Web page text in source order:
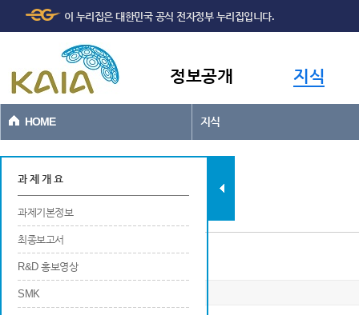
본문바로가기
이 누리집은 대한민국 공식 전자정부 누리집입니다.
정보공개 지식
HOME 지식
과제현황
과 제 개 요
과제기본정보
최종보고서
R&D 홍보영상
SMK
국내외 학술회의 발표